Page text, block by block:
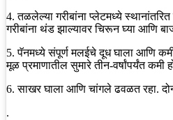
4. तळलेल्या गरीबांना प्लेटमध्ये स्थानांतरित
गरीबांना थंड झाल्यावर चिरून घ्या आणि
5. पॅनमध्ये संपूर्ण मलईचे दूध घाला आणि
मूळ प्रमाणातील सुमारे तीन-वर्षांपर्यंत कमी
6. साखर घाला आणि चांगले ढवळत रहा.
.